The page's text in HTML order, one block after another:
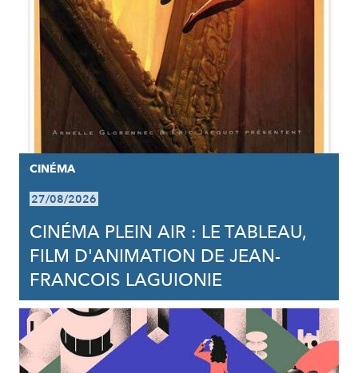
CINÉMA
27/08/2026
CINÉMA PLEIN AIR : LE TABLEAU,
FILM D'ANIMATION DE JEAN-
FRANCOIS LAGUIONIE